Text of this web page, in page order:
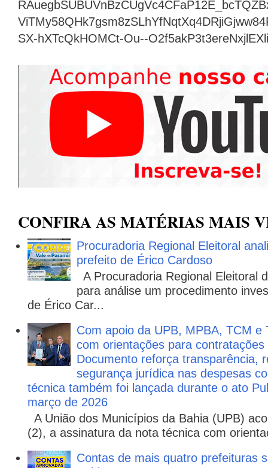
SX-hXTcQkHOMCt-Ou--
CONFIRA AS MATÉRIAS MAIS
Procuradoria Regional Eleitoral
prefeito de Érico Cardoso
A Procuradoria Regional Eleitoral
para análise um procedimento
de Érico Car...
Com apoio da UPB, MPBA, TCM
com orientações para
Documento reforça transparência,
segurança jurídica nas despesas
técnica também foi lançada durante o ato
março de 2026
A União dos Municípios da Bahia (UPB)
(2), a assinatura da nota técnica com
Contas de mais quatro prefeituras